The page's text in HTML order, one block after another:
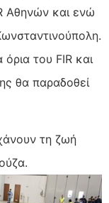
Αθηνών και ενώ
του FIR και
θα παραδοθεί
τη ζωή